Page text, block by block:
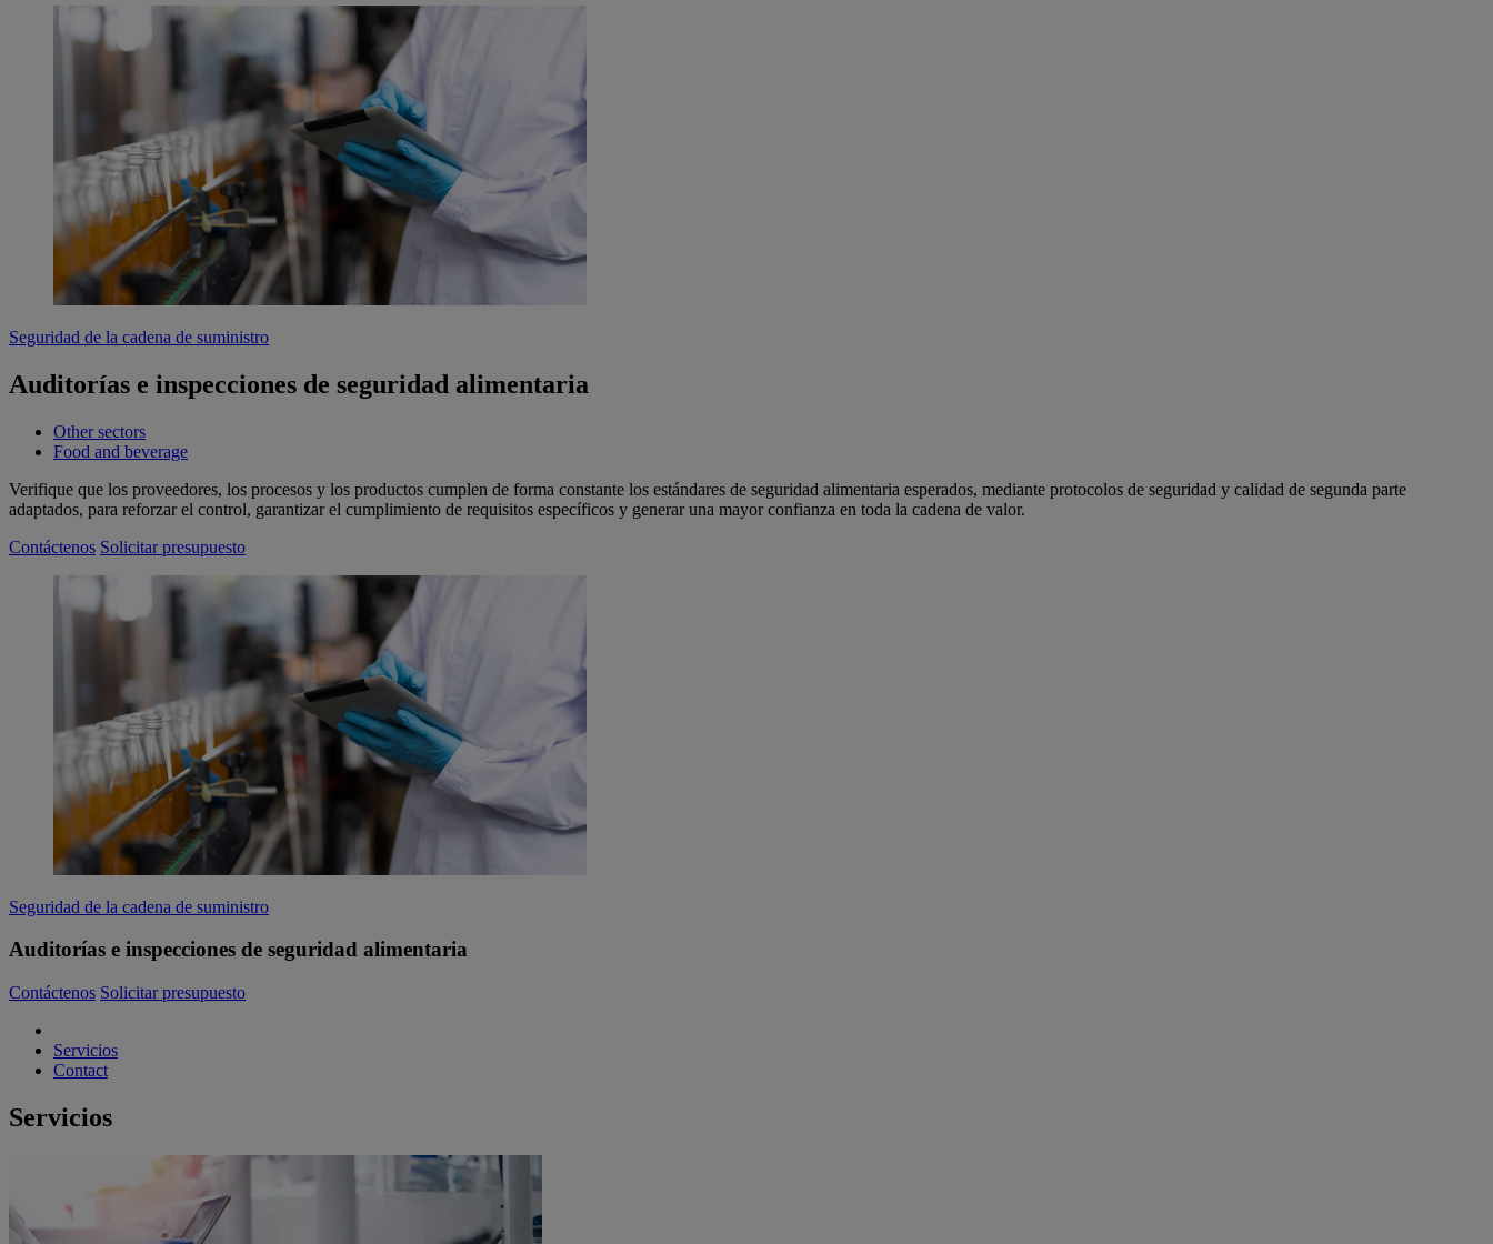
Seguridad de la cadena de suministro
Auditorías e inspecciones de seguridad alimentaria
Other sectors
Food and beverage
Verifique que los proveedores, los procesos y los productos cumplen de forma constante los estándares de seguridad alimentaria esperados, mediante protocolos de seguridad y calidad de segunda parte
adaptados, para reforzar el control, garantizar el cumplimiento de requisitos específicos y generar una mayor confianza en toda la cadena de valor.
Contáctenos Solicitar presupuesto
Seguridad de la cadena de suministro
Auditorías e inspecciones de seguridad alimentaria
Contáctenos Solicitar presupuesto
Servicios
Contact
Servicios